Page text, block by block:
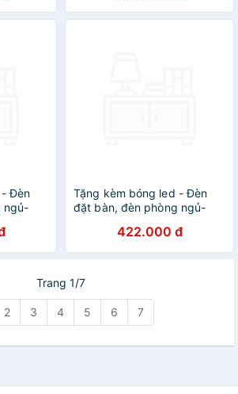
- Đèn
ngủ-
Tặng kèm bóng led - Đèn
đặt bàn, đèn phòng ngủ-
422.000 đ
Trang 1/7
2 3 4 5 6 7